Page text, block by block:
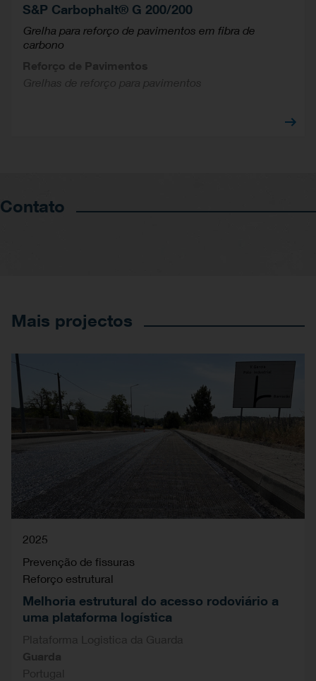
S&P Carbophalt® G 200/200
Grelha para reforço de pavimentos em fibra de
carbono
Reforço de Pavimentos
Grelhas de reforço para pavimentos
Contato
Mais projectos
2025
Prevenção de fissuras
Reforço estrutural
Melhoria estrutural do acesso rodoviário a
uma plataforma logística
Plataforma Logistica da Guarda
Guarda
Portugal